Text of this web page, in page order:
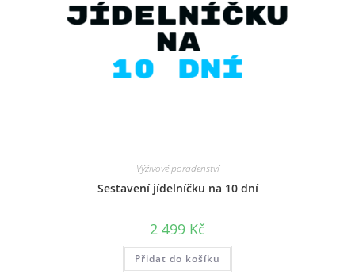
Výživové poradenství
Sestavení jídelníčku na 10 dní
2 499 Kč
Přidat do košíku